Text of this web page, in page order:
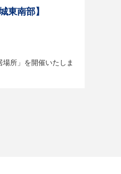
東南部】
所」を開催いたしま